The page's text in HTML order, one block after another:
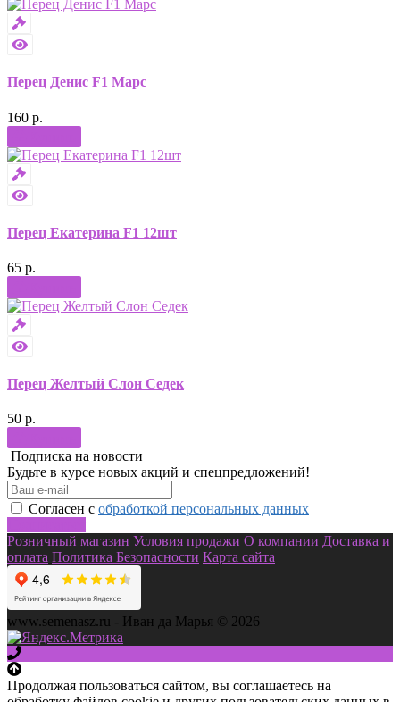
Перец Денис F1 Марс
160 р.
Перец Екатерина F1 12шт
65 р.
Перец Желтый Слон Седек
50 р.
Подписка на новости
Будьте в курсе новых акций и спецпредложений!
Согласен с обработкой персональных данных
Розничный магазин Условия продажи О компании Доставка и
оплата Политика Безопасности Карта сайта
www.semenasz.ru - Иван да Марья © 2026
Продолжая пользоваться сайтом, вы соглашаетесь на